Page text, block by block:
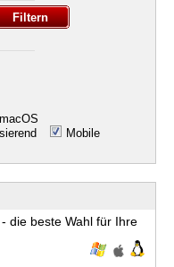
macOS
Mobile
die beste Wahl für Ihre